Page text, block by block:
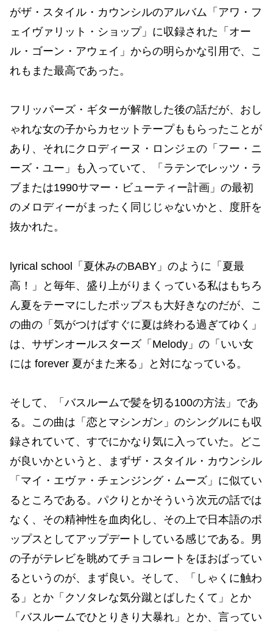
がザ・スタイル・カウンシルのアルバム「アワ・フ
ェイヴァリット・ショップ」に収録された「オー
ル・ゴーン・アウェイ」からの明らかな引用で、こ
れもまた最高であった。
フリッパーズ・ギターが解散した後の話だが、おし
ゃれな女の子からカセットテープももらったことが
あり、それにクロディーヌ・ロンジェの「フー・ニ
ーズ・ユー」も入っていて、「ラテンでレッツ・ラ
ブまたは1990サマー・ビューティー計画」の最初
のメロディーがまったく同じじゃないかと、度肝を
抜かれた。
lyrical school「夏休みのBABY」のように「夏最
高！」と毎年、盛り上がりまくっている私はもちろ
ん夏をテーマにしたポップスも大好きなのだが、こ
の曲の「気がつけばすぐに夏は終わる過ぎてゆく」
は、サザンオールスターズ「Melody」の「いい女
には forever 夏がまた来る」と対になっている。
そして、「バスルームで髪を切る100の方法」であ
る。この曲は「恋とマシンガン」のシングルにも収
録されていて、すでにかなり気に入っていた。どこ
が良いかというと、まずザ・スタイル・カウンシル
「マイ・エヴァ・チェンジング・ムーズ」に似てい
るところである。パクりとかそういう次元の話では
なく、その精神性を血肉化し、その上で日本語のポ
ップスとしてアップデートしている感じである。男
の子がテレビを眺めてチョコレートをほおばってい
るというのが、まず良い。そして、「しゃくに触わ
る」とか「クソタレな気分蹴とばしたくて」とか
「バスルームでひとりきり大暴れ」とか、言ってい